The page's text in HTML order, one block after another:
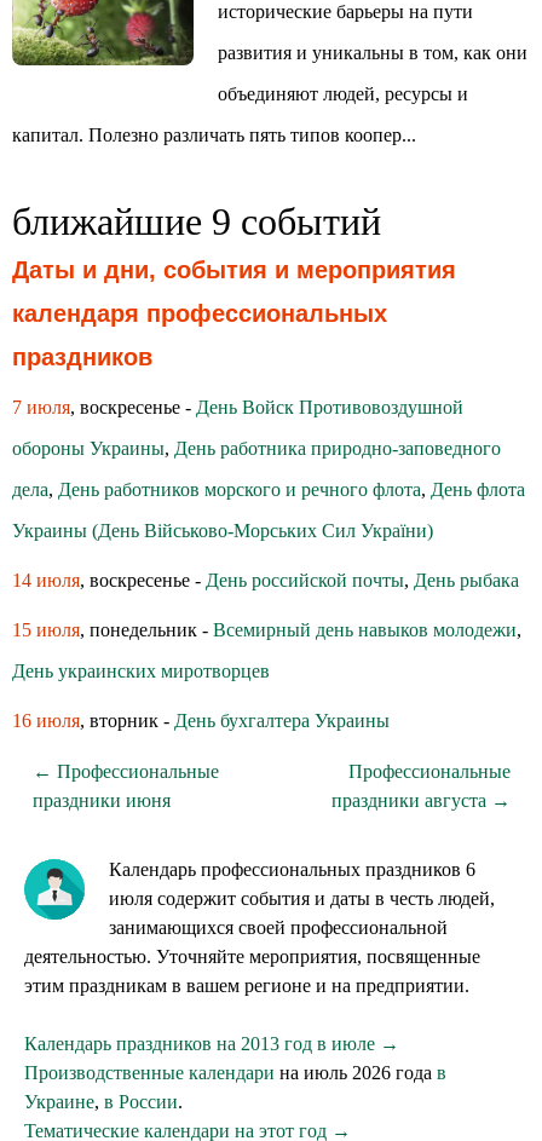
исторические барьеры на пути
развития и уникальны в том, как они
объединяют людей, ресурсы и
капитал. Полезно различать пять типов коопер...
ближайшие 9 событий
Даты и дни, события и мероприятия
календаря профессиональных
праздников
7 июля, воскресенье - День Войск Противовоздушной
обороны Украины, День работника природно-заповедного
дела, День работников морского и речного флота, День флота
Украины (День Військово-Морських Сил України)
14 июля, воскресенье - День российской почты, День рыбака
15 июля, понедельник - Всемирный день навыков молодежи,
День украинских миротворцев
16 июля, вторник - День бухгалтера Украины
← Профессиональные
праздники июня
Профессиональные
праздники августа →
Календарь профессиональных праздников 6
июля содержит события и даты в честь людей,
занимающихся своей профессиональной
деятельностью. Уточняйте мероприятия, посвященные
этим праздникам в вашем регионе и на предприятии.
Календарь праздников на 2013 год в июле →
Производственные календари на июль 2026 года в
Украине, в России.
Тематические календари на этот год →